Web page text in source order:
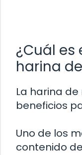
¿Cuál es
harina
La harina
beneficios
Uno de los
contenido